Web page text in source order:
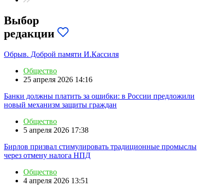
Выбор
редакции
Обрыв. Доброй памяти И.Кассиля
Общество
25 апреля 2026 14:16
Банки должны платить за ошибки: в России предложили
новый механизм защиты граждан
Общество
5 апреля 2026 17:38
Бирлов призвал стимулировать традиционные промыслы
через отмену налога НПД
Общество
4 апреля 2026 13:51